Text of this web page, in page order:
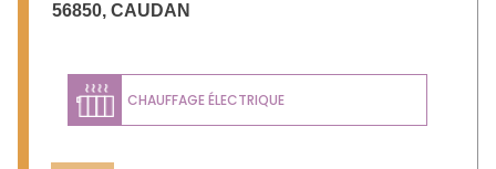
56850, CAUDAN
CHAUFFAGE ÉLECTRIQUE